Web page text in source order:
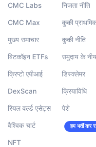
CMC Labs
CMC Max
मुख्य समाचार
बिटकॉइन ETFs
क्रिप्टो एपीआई
DexScan
रियल वर्ल्ड एसेट्स
वैश्विक चार्ट
NFT
निजता नीति
कुकी
कुकी नीति
समुदाय के
डिस्क्लेमर
क्रियाविधि
पेशे
हम भर्ती कर